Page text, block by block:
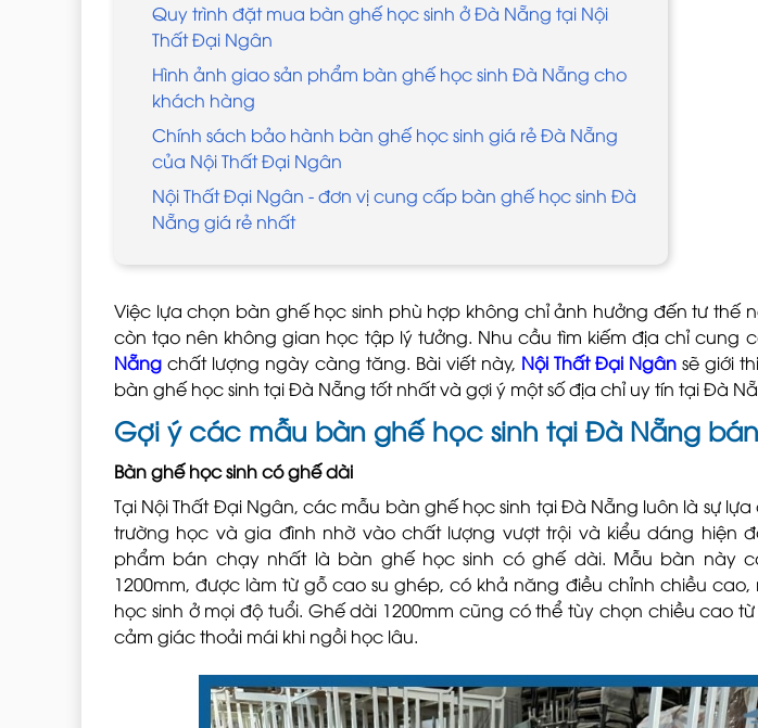
Quy trình đặt mua bàn ghế học sinh ở Đà Nẵng tại Nội
Thất Đại Ngân
Hình ảnh giao sản phẩm bàn ghế học sinh Đà Nẵng cho
khách hàng
Chính sách bảo hành bàn ghế học sinh giá rẻ Đà Nẵng
của Nội Thất Đại Ngân
Nội Thất Đại Ngân - đơn vị cung cấp bàn ghế học sinh Đà
Nẵng giá rẻ nhất
Việc lựa chọn bàn ghế học sinh phù hợp không chỉ ảnh hưởng đến tư thế
còn tạo nên không gian học tập lý tưởng. Nhu cầu tìm kiếm địa chỉ cung
Nẵng chất lượng ngày càng tăng. Bài viết này, Nội Thất Đại Ngân sẽ giới
bàn ghế học sinh tại Đà Nẵng tốt nhất và gợi ý một số địa chỉ uy tín tại Đà
Gợi ý các mẫu bàn ghế học sinh tại Đà Nẵng
Bàn ghế học sinh có ghế dài
Tại Nội Thất Đại Ngân, các mẫu bàn ghế học sinh tại Đà Nẵng luôn là sự
trường học và gia đình nhờ vào chất lượng vượt trội và kiểu dáng hiện
phẩm bán chạy nhất là bàn ghế học sinh có ghế dài. Mẫu bàn này
1200mm, được làm từ gỗ cao su ghép, có khả năng điều chỉnh chiều cao,
học sinh ở mọi độ tuổi. Ghế dài 1200mm cũng có thể tùy chọn chiều cao
cảm giác thoải mái khi ngồi học lâu.